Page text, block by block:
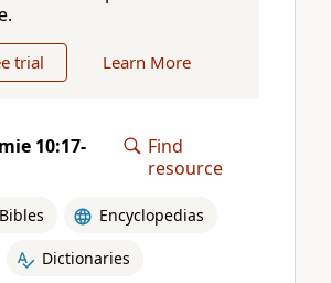
trial Learn More
10:17-
Find
resource
Encyclopedias
Dictionaries